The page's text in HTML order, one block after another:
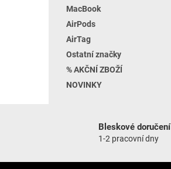
MacBook
AirPods
AirTag
Ostatní značky
% AKČNÍ ZBOŽÍ
NOVINKY
Bleskové doručení
1-2 pracovní dny